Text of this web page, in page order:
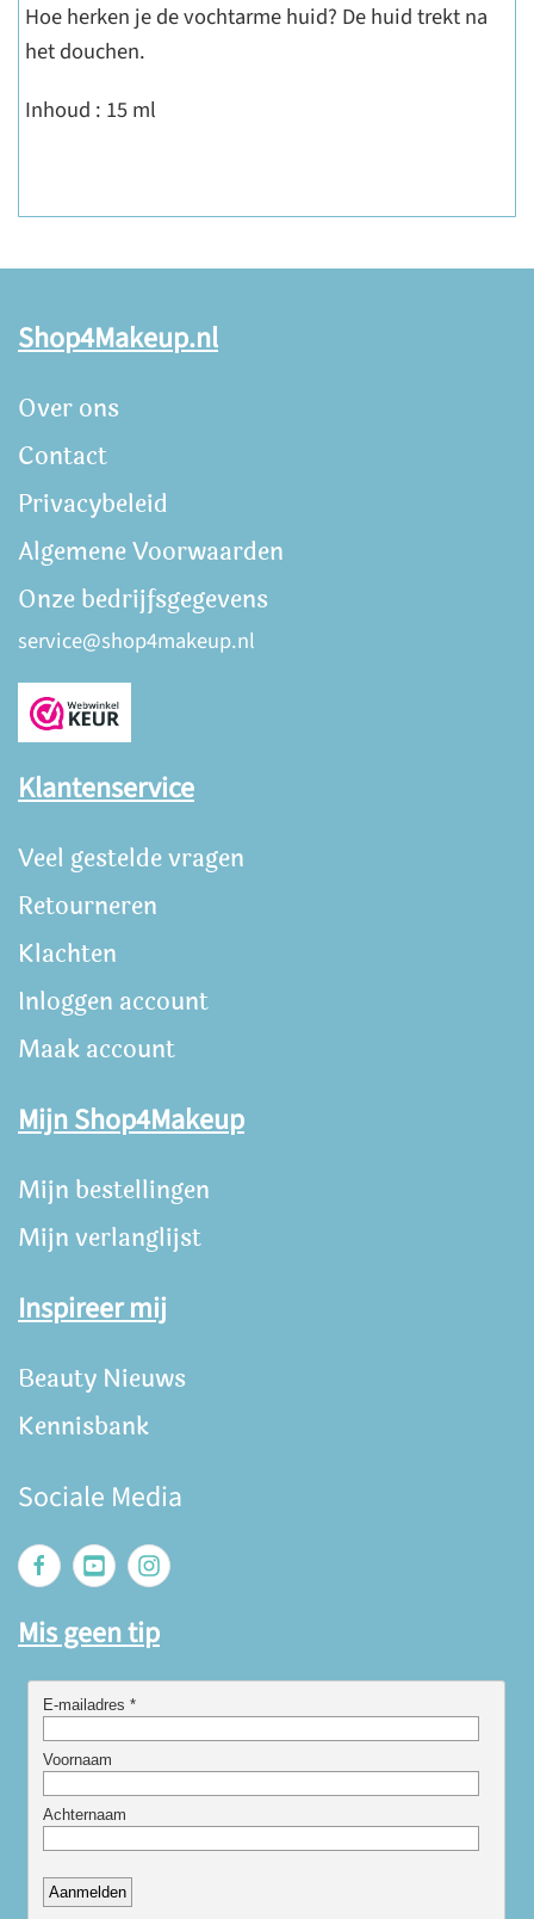
Hoe herken je de vochtarme huid? De huid trekt na
het douchen.
Inhoud : 15 ml
Shop4Makeup.nl
Over ons
Contact
Privacybeleid
Algemene Voorwaarden
Onze bedrijfsgegevens
service@shop4makeup.nl
Klantenservice
Veel gestelde vragen
Retourneren
Klachten
Inloggen account
Maak account
Mijn Shop4Makeup
Mijn bestellingen
Mijn verlanglijst
Inspireer mij
Beauty Nieuws
Kennisbank
Sociale Media
Mis geen tip